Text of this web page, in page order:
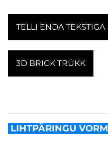
TELLI ENDA TEKSTIGA
3D BRICK TRÜKK
LIHTPÄRINGU VORM